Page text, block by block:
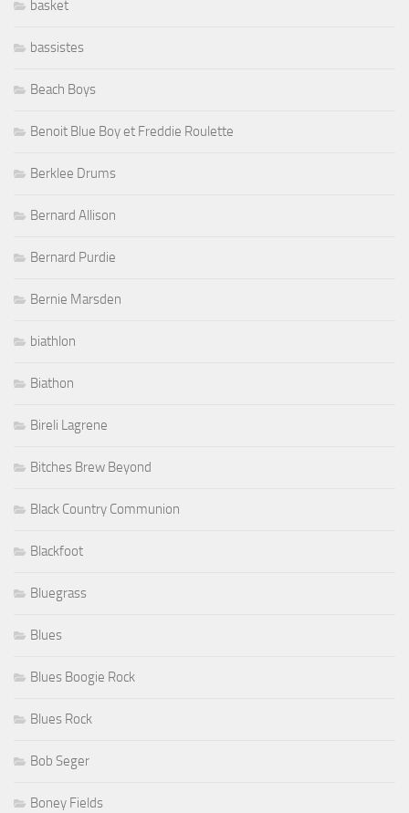
basket
bassistes
Beach Boys
Benoit Blue Boy et Freddie Roulette
Berklee Drums
Bernard Allison
Bernard Purdie
Bernie Marsden
biathlon
Biathon
Bireli Lagrene
Bitches Brew Beyond
Black Country Communion
Blackfoot
Bluegrass
Blues
Blues Boogie Rock
Blues Rock
Bob Seger
Boney Fields